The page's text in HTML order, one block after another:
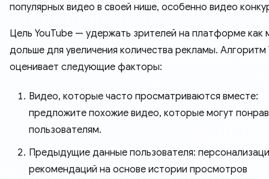
популярных видео в своей нише, особенно видео
Цель YouTube — удержать зрителей на платформе как
дольше для увеличения количества рекламы. Алгоритм
оценивает следующие факторы:
Видео, которые часто просматриваются вместе:
предложите похожие видео, которые могут
пользователям.
Предыдущие данные пользователя:
рекомендаций на основе истории просмотров